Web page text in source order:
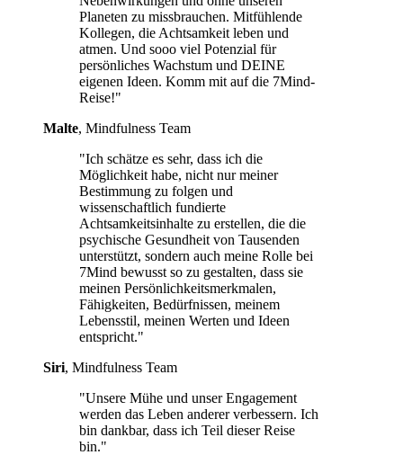
Planeten zu missbrauchen. Mitfühlende
Kollegen, die Achtsamkeit leben und
atmen. Und sooo viel Potenzial für
persönliches Wachstum und DEINE
eigenen Ideen. Komm mit auf die 7Mind-
Reise!"
Malte, Mindfulness Team
"Ich schätze es sehr, dass ich die
Möglichkeit habe, nicht nur meiner
Bestimmung zu folgen und
wissenschaftlich fundierte
Achtsamkeitsinhalte zu erstellen, die die
psychische Gesundheit von Tausenden
unterstützt, sondern auch meine Rolle bei
7Mind bewusst so zu gestalten, dass sie
meinen Persönlichkeitsmerkmalen,
Fähigkeiten, Bedürfnissen, meinem
Lebensstil, meinen Werten und Ideen
entspricht."
Siri, Mindfulness Team
"Unsere Mühe und unser Engagement
werden das Leben anderer verbessern. Ich
bin dankbar, dass ich Teil dieser Reise
bin."